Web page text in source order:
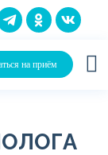
на приём